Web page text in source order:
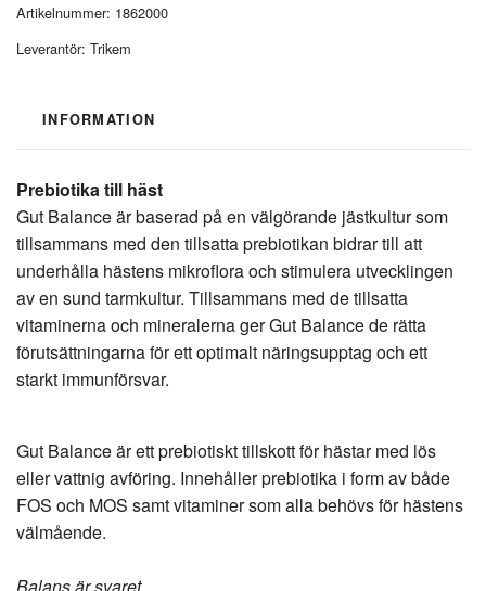
Artikelnummer: 1862000
Leverantör: Trikem
INFORMATION
Prebiotika till häst
Gut Balance är baserad på en välgörande jästkultur som
tillsammans med den tillsatta prebiotikan bidrar till att
underhålla hästens mikroflora och stimulera utvecklingen
av en sund tarmkultur. Tillsammans med de tillsatta
vitaminerna och mineralerna ger Gut Balance de rätta
förutsättningarna för ett optimalt näringsupptag och ett
starkt immunförsvar.
Gut Balance är ett prebiotiskt tillskott för hästar med lös
eller vattnig avföring. Innehåller prebiotika i form av både
FOS och MOS samt vitaminer som alla behövs för hästens
välmående.